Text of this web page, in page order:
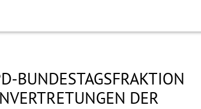
BUNDESTAGSFRAKTION
DER